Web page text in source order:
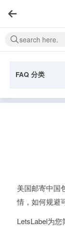
FAQ 分类
美国邮寄中国
情，如何规避
LetsLabel为